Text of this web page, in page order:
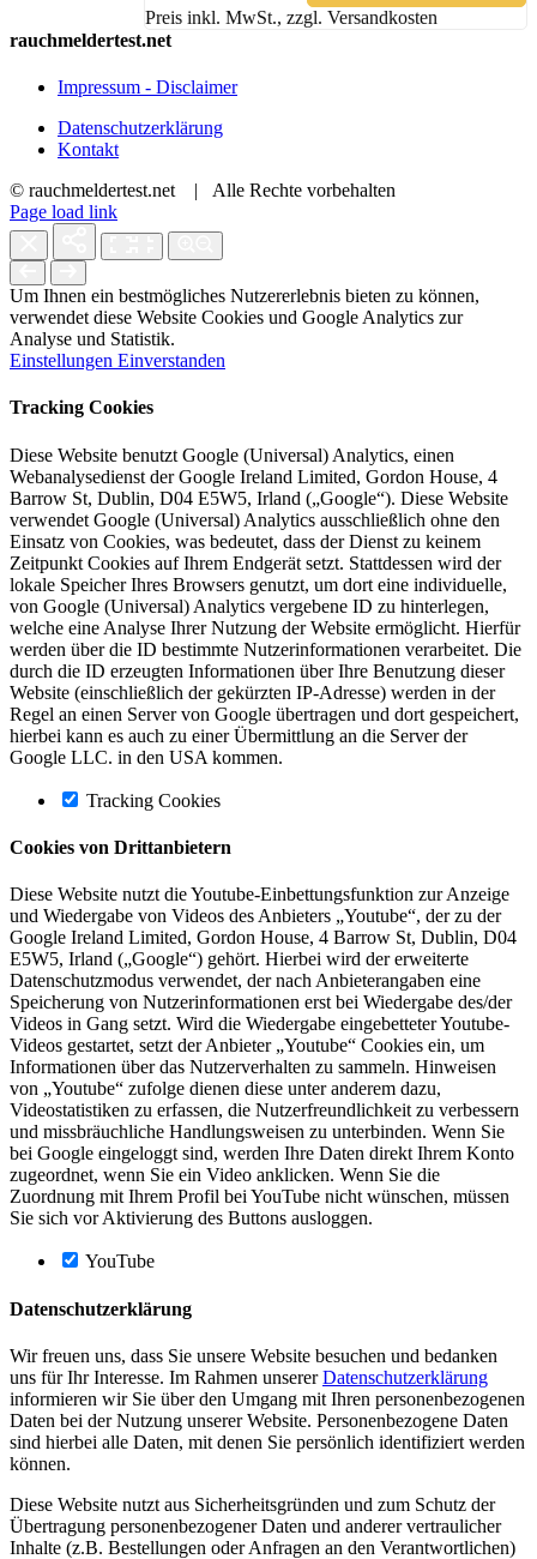
Preis inkl. MwSt., zzgl. Versandkosten
rauchmeldertest.net
Impressum - Disclaimer
Datenschutzerklärung
Kontakt
© rauchmeldertest.net | Alle Rechte vorbehalten
Page load link
Um Ihnen ein bestmögliches Nutzererlebnis bieten zu können,
verwendet diese Website Cookies und Google Analytics zur
Analyse und Statistik.
Einstellungen Einverstanden
Tracking Cookies
Diese Website benutzt Google (Universal) Analytics, einen
Webanalysedienst der Google Ireland Limited, Gordon House, 4
Barrow St, Dublin, D04 E5W5, Irland („Google“). Diese Website
verwendet Google (Universal) Analytics ausschließlich ohne den
Einsatz von Cookies, was bedeutet, dass der Dienst zu keinem
Zeitpunkt Cookies auf Ihrem Endgerät setzt. Stattdessen wird der
lokale Speicher Ihres Browsers genutzt, um dort eine individuelle,
von Google (Universal) Analytics vergebene ID zu hinterlegen,
welche eine Analyse Ihrer Nutzung der Website ermöglicht. Hierfür
werden über die ID bestimmte Nutzerinformationen verarbeitet. Die
durch die ID erzeugten Informationen über Ihre Benutzung dieser
Website (einschließlich der gekürzten IP-Adresse) werden in der
Regel an einen Server von Google übertragen und dort gespeichert,
hierbei kann es auch zu einer Übermittlung an die Server der
Google LLC. in den USA kommen.
Tracking Cookies
Cookies von Drittanbietern
Diese Website nutzt die Youtube-Einbettungsfunktion zur Anzeige
und Wiedergabe von Videos des Anbieters „Youtube“, der zu der
Google Ireland Limited, Gordon House, 4 Barrow St, Dublin, D04
E5W5, Irland („Google“) gehört. Hierbei wird der erweiterte
Datenschutzmodus verwendet, der nach Anbieterangaben eine
Speicherung von Nutzerinformationen erst bei Wiedergabe des/der
Videos in Gang setzt. Wird die Wiedergabe eingebetteter Youtube-
Videos gestartet, setzt der Anbieter „Youtube“ Cookies ein, um
Informationen über das Nutzerverhalten zu sammeln. Hinweisen
von „Youtube“ zufolge dienen diese unter anderem dazu,
Videostatistiken zu erfassen, die Nutzerfreundlichkeit zu verbessern
und missbräuchliche Handlungsweisen zu unterbinden. Wenn Sie
bei Google eingeloggt sind, werden Ihre Daten direkt Ihrem Konto
zugeordnet, wenn Sie ein Video anklicken. Wenn Sie die
Zuordnung mit Ihrem Profil bei YouTube nicht wünschen, müssen
Sie sich vor Aktivierung des Buttons ausloggen.
YouTube
Datenschutzerklärung
Wir freuen uns, dass Sie unsere Website besuchen und bedanken
uns für Ihr Interesse. Im Rahmen unsererDatenschutzerklärung
informieren wir Sie über den Umgang mit Ihren personenbezogenen
Daten bei der Nutzung unserer Website. Personenbezogene Daten
sind hierbei alle Daten, mit denen Sie persönlich identifiziert werden
können.
Diese Website nutzt aus Sicherheitsgründen und zum Schutz der
Übertragung personenbezogener Daten und anderer vertraulicher
Inhalte (z.B. Bestellungen oder Anfragen an den Verantwortlichen)